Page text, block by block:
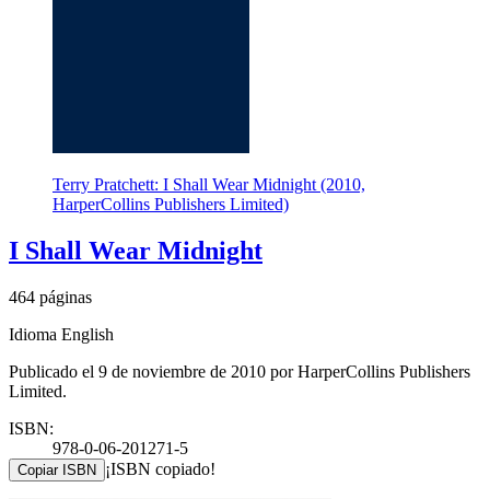
Terry Pratchett: I Shall Wear Midnight (2010,
HarperCollins Publishers Limited)
I Shall Wear Midnight
464 páginas
Idioma English
Publicado el 9 de noviembre de 2010 por HarperCollins Publishers
Limited.
ISBN:
978-0-06-201271-5
Copiar ISBN ¡ISBN copiado!